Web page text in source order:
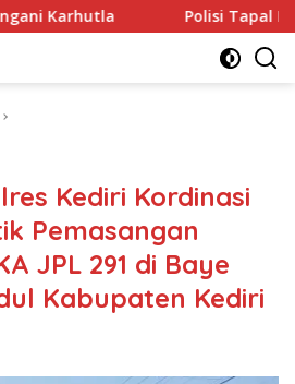
Polisi Tapal Batas dan Pedalaman
Kediri Kordinasi
Pemasangan
JPL 291 di Baye
Kabupaten Kediri